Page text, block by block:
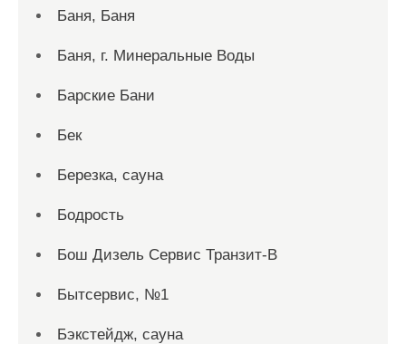
Баня, Баня
Баня, г. Минеральные Воды
Барские Бани
Бек
Березка, сауна
Бодрость
Бош Дизель Сервис Транзит-В
Бытсервис, №1
Бэкстейдж, сауна